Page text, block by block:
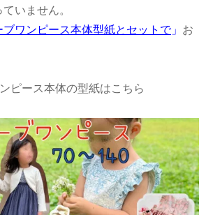
いません。
ブワンピース本体型紙とセットで」 お
ピース本体の型紙はこちら